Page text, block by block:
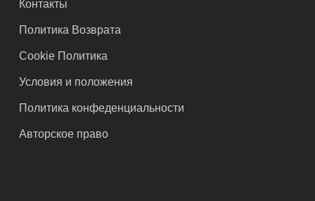
Контакты
Политика Возврата
Cookie Политика
Условия и положения
Политика конфеденциальности
Авторское право